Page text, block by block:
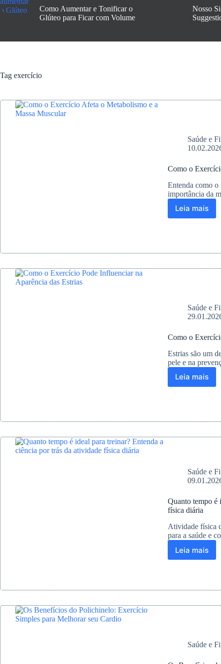
Como Aumentar e Tonificar o
Glúteo para Ficar com Volume
Nosso
Tag exercício
Saúde e
Como o
Entenda como o
importância da
Leia mais
Como
e
Saúde e
Como o
Estrias são um
pele e na
Leia mais
Como
Saúde e
Quanto tempo é
física diária
Atividade física
para a saúde e
Leia mais
Quanto
para
trás
Saúde e